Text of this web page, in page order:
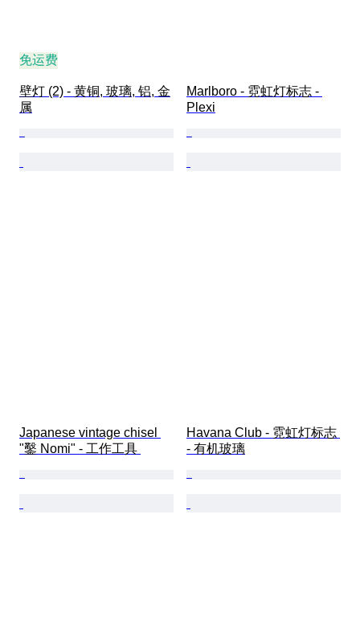
免运费
壁灯 (2) - 黄铜, 玻璃, 铝, 金
属
Marlboro - 霓虹灯标志 -
Plexi
Japanese vintage chisel
"鑿 Nomi" - 工作工具
Havana Club - 霓虹灯标志
- 有机玻璃